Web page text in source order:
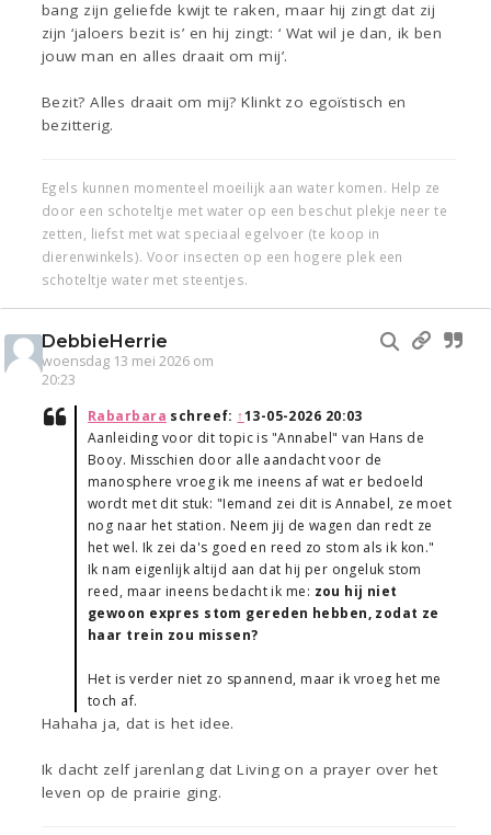
bang zijn geliefde kwijt te raken, maar hij zingt dat zij
zijn ‘jaloers bezit is’ en hij zingt: ‘ Wat wil je dan, ik ben
jouw man en alles draait om mij’.
Bezit? Alles draait om mij? Klinkt zo egoïstisch en
bezitterig.
Egels kunnen momenteel moeilijk aan water komen. Help ze
door een schoteltje met water op een beschut plekje neer te
zetten, liefst met wat speciaal egelvoer (te koop in
dierenwinkels). Voor insecten op een hogere plek een
schoteltje water met steentjes.
DebbieHerrie
woensdag 13 mei 2026 om
20:23
Rabarbara schreef: ↑13-05-2026 20:03
Aanleiding voor dit topic is "Annabel" van Hans de
Booy. Misschien door alle aandacht voor de
manosphere vroeg ik me ineens af wat er bedoeld
wordt met dit stuk: "Iemand zei dit is Annabel, ze moet
nog naar het station. Neem jij de wagen dan redt ze
het wel. Ik zei da's goed en reed zo stom als ik kon."
Ik nam eigenlijk altijd aan dat hij per ongeluk stom
reed, maar ineens bedacht ik me: zou hij niet
gewoon expres stom gereden hebben, zodat ze
haar trein zou missen?
Het is verder niet zo spannend, maar ik vroeg het me
toch af.
Hahaha ja, dat is het idee.
Ik dacht zelf jarenlang dat Living on a prayer over het
leven op de prairie ging.